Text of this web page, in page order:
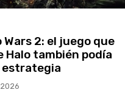
Wars 2: el juego que
Halo también podía